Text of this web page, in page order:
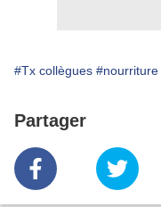
#Tx collègues #nourriture
Partager